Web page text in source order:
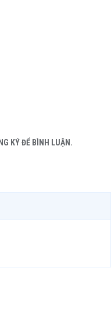
KÝ ĐỂ BÌNH LUẬN.